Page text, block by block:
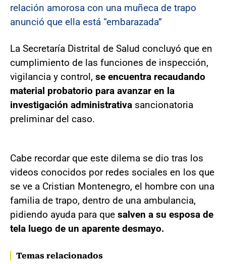
relación amorosa con una muñeca de trapo
anunció que ella está “embarazada”
La Secretaría Distrital de Salud concluyó que en
cumplimiento de las funciones de inspección,
vigilancia y control, se encuentra recaudando
material probatorio para avanzar en la
investigación administrativa sancionatoria
preliminar del caso.
Cabe recordar que este dilema se dio tras los
videos conocidos por redes sociales en los que
se ve a Cristian Montenegro, el hombre con una
familia de trapo, dentro de una ambulancia,
pidiendo ayuda para que salven a su esposa de
tela luego de un aparente desmayo.
Temas relacionados